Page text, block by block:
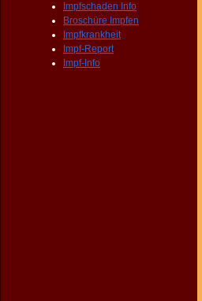
Impfschaden Info
Broschüre Impfen
Impfkrankheit
Impf-Report
Impf-Info